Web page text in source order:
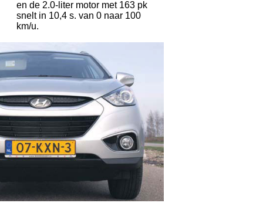
en de 2.0-liter motor met 163 pk
snelt in 10,4 s. van 0 naar 100
km/u.